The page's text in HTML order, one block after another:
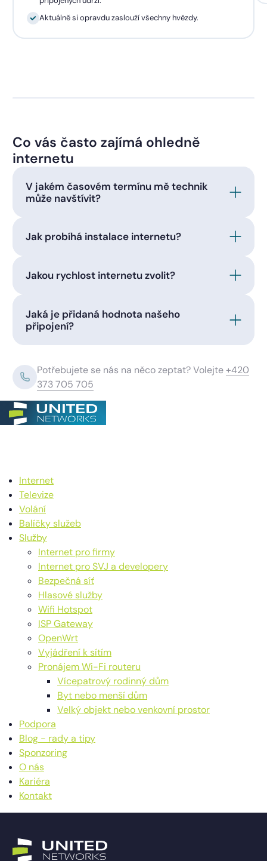
Aktuálně si opravdu zaslouží všechny hvězdy.
Co vás často zajímá ohledně
internetu
V jakém časovém termínu mě technik
může navštívit?
Jak probíhá instalace internetu?
Jakou rychlost internetu zvolit?
Jaká je přidaná hodnota našeho
připojení?
Potřebujete se nás na něco zeptat? Volejte+420
373 705 705
Internet
Televize
Volání
Balíčky služeb
Služby
Internet pro firmy
Internet pro SVJ a developery
Bezpečná síť
Hlasové služby
Wifi Hotspot
ISP Gateway
OpenWrt
Vyjádření k sítím
Pronájem Wi-Fi routeru
Vícepatrový rodinný dům
Byt nebo menší dům
Velký objekt nebo venkovní prostor
Podpora
Blog - rady a tipy
Sponzoring
O nás
Kariéra
Kontakt